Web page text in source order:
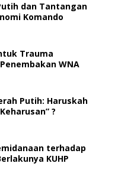
dan Tantangan
Komando
Trauma
WNA
Putih: Haruskah
?
terhadap
KUHP